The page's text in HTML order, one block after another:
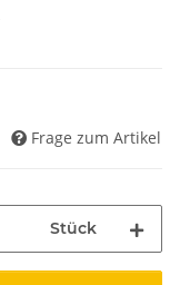
Frage zum Artikel
Stück